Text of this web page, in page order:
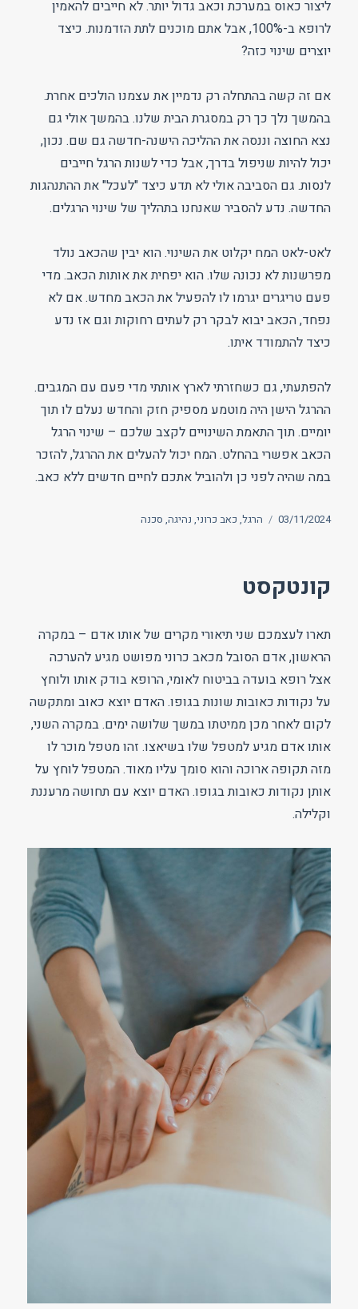
ליצור כאוס במערכת וכאב גדול יותר. לא חייבים להאמין
לרופא ב-100%, אבל אתם מוכנים לתת הזדמנות. כיצד
יוצרים שינוי כזה?
אם זה קשה בהתחלה רק נדמיין את עצמנו הולכים אחרת.
בהמשך נלך כך רק במסגרת הבית שלנו. בהמשך אולי גם
נצא החוצה וננסה את ההליכה הישנה-חדשה גם שם. נכון,
יכול להיות שניפול בדרך, אבל כדי לשנות הרגל חייבים
לנסות. גם הסביבה אולי לא תדע כיצד "לעכל" את ההתנהגות
החדשה. נדע להסביר שאנחנו בתהליך של שינוי הרגלים.
לאט-לאט המח יקלוט את השינוי. הוא יבין שהכאב נולד
מפרשנות לא נכונה שלו. הוא יפחית את אותות הכאב. מדי
פעם טריגרים יגרמו לו להפעיל את הכאב מחדש. אם לא
נפחד, הכאב יבוא לבקר רק לעתים רחוקות וגם אז נדע
כיצד להתמודד איתו.
להפתעתי, גם כשחזרתי לארץ אותתי מדי פעם עם המגבים.
ההרגל הישן היה מוטמע מספיק חזק והחדש נעלם לו תוך
יומיים. תוך התאמת השינויים לקצב שלכם – שינוי הרגל
הכאב אפשרי בהחלט. המח יכול להעלים את ההרגל, להזכר
במה שהיה לפני כן ולהוביל אתכם לחיים חדשים ללא כאב.
פורסם
03/11/2024 תגיות
הרגל, כאב כרוני, נהיגה, סכנה
קונטקסט
תארו לעצמכם שני תיאורי מקרים של אותו אדם – במקרה
הראשון, אדם הסובל מכאב כרוני מפושט מגיע להערכה
אצל רופא בועדה בביטוח לאומי, הרופא בודק אותו ולוחץ
על נקודות כאובות שונות בגופו. האדם יוצא כאוב ומתקשה
לקום לאחר מכן ממיטתו במשך שלושה ימים. במקרה השני,
אותו אדם מגיע למטפל שלו בשיאצו. זהו מטפל מוכר לו
מזה תקופה ארוכה והוא סומך עליו מאוד. המטפל לוחץ על
אותן נקודות כאובות בגופו. האדם יוצא עם תחושה מרעננת
וקלילה.